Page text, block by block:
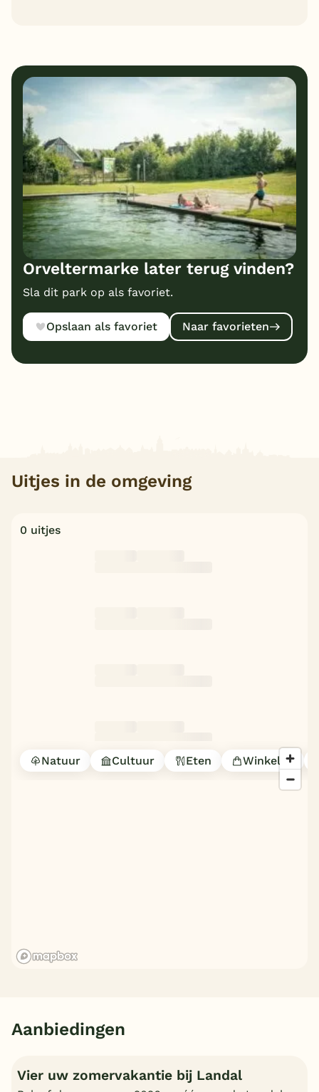
6 Kindvriendelijk
5
Orveltermarke later terug vinden?
Sla dit park op als favoriet.
Opslaan als favoriet Naar favorieten
Uitjes in de omgeving
0 uitjes
Natuur Cultuur Eten Winkelen
Aanbiedingen
Vier uw zomervakantie bij Landal